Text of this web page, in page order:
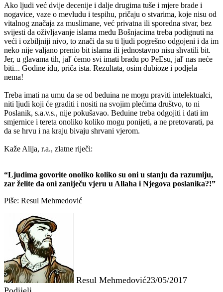
Ako ljudi već dvije decenije i dalje drugima tuše i mjere brade i
nogavice, vaze o mevludu i tespihu, pričaju o stvarima, koje nisu od
vitalnog značaja za muslimane, već privatna ili sporedna stvar, bez
svijesti da oživljavanje islama među Bošnjacima treba podignuti na
veći i ozbiljniji nivo, to znači da su ti ljudi pogrešno odgojeni i da im
neko nije valjano prenio bit islama ili jednostavno nisu shvatili bit.
Jer, u glavama tih, jal' ćemo svi imati bradu po PeEsu, jal' nas neće
biti... Godine idu, priča ista. Rezultata, osim dubioze i podjela –
nema!
Treba imati na umu da se od beduina ne mogu praviti intelektualci,
niti ljudi koji će graditi i nositi na svojim plećima društvo, to ni
Poslanik, s.a.v.s., nije pokušavao. Beduine treba odgojiti i dati im
smjernice i tereta onoliko koliko mogu ponijeti, a ne pretovarati, pa
da se hrvu i na kraju bivaju shrvani vjerom.
Kaže Alija, r.a., zlatne riječi:
“Ljudima govorite onoliko koliko su oni u stanju da razumiju,
zar želite da oni zaniječu vjeru u Allaha i Njegova poslanika?!”
Piše: Resul Mehmedović
Resul Mehmedović23/05/2017